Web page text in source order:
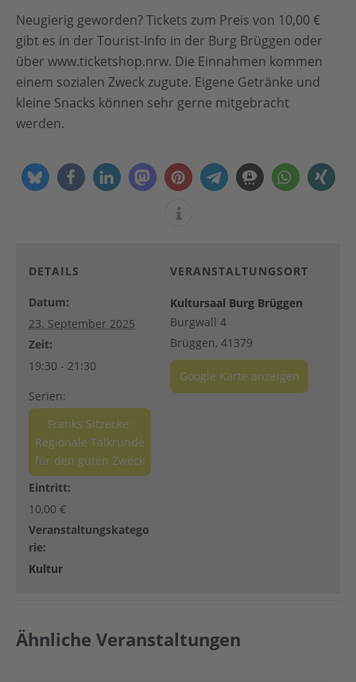
Neugierig geworden? Tickets zum Preis von 10,00 €
gibt es in der Tourist-Info in der Burg Brüggen oder
über www.ticketshop.nrw. Die Einnahmen kommen
einem sozialen Zweck zugute. Eigene Getränke und
kleine Snacks können sehr gerne mitgebracht
werden.
DETAILS
Datum:
23. September 2025
Zeit:
19:30 - 21:30
Serien:
Franks Sitzecke:
Regionale Talkrunde
für den guten Zweck
Eintritt:
10,00 €
Veranstaltungskatego
rie:
Kultur
VERANSTALTUNGSORT
Kultursaal Burg Brüggen
Burgwall 4
Brüggen, 41379
Google Karte anzeigen
Ähnliche Veranstaltungen